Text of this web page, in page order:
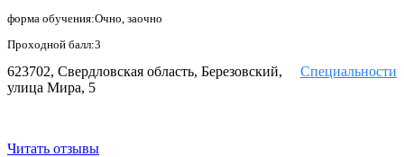
форма обучения:Очно, заочно
Проходной балл:3
Специальности
623702, Свердловская область, Березовский,
улица Мира, 5
Читать отзывы